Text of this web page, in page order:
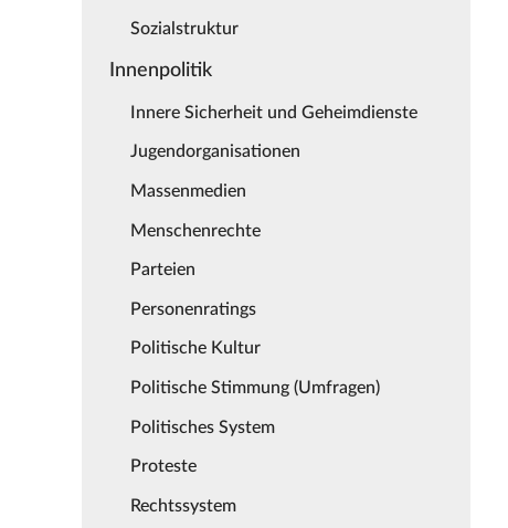
Sozialstruktur
Innenpolitik
Innere Sicherheit und Geheimdienste
Jugendorganisationen
Massenmedien
Menschenrechte
Parteien
Personenratings
Politische Kultur
Politische Stimmung (Umfragen)
Politisches System
Proteste
Rechtssystem